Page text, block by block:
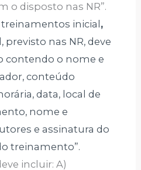
o disposto nas NR”.
inicial ,
nas NR, deve
contendo o nome e
conteúdo
data, local de
nome e
e assinatura do
treinamento”.
incluir: A)